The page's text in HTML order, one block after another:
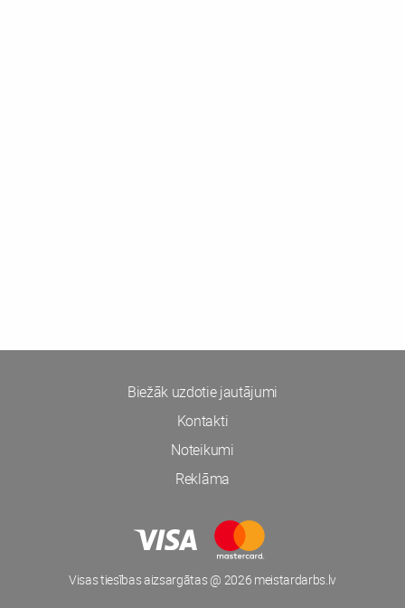
Biežāk uzdotie jautājumi
Kontakti
Noteikumi
Reklāma
Visas tiesības aizsargātas @ 2026 meistardarbs.lv